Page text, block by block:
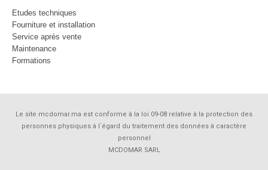
Etudes techniques
Fourniture et installation
Service après vente
Maintenance
Formations
Le site mcdomar.ma est conforme à la loi 09-08 relative à la protection des
personnes physiques à l´égard du traitement des données à caractère
personnel
MCDOMAR SARL